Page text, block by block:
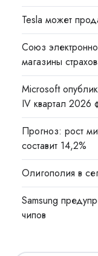
Tesla может
Союз
магазины
Microsoft
IV квартал 2026
Прогноз: рост
составит 14,2%
Олигополия в
Samsung
чипов